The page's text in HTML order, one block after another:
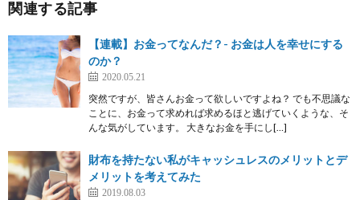
関連する記事
【連載】お金ってなんだ？- お金は人を幸せにする
のか？
2020.05.21
突然ですが、皆さんお金って欲しいですよね？ でも不思議な
ことに、お金って求めれば求めるほと逃げていくような、そ
んな気がしています。 大きなお金を手にし[…]
財布を持たない私がキャッシュレスのメリットとデ
メリットを考えてみた
2019.08.03